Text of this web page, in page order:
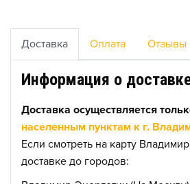
Доставка Оплата Отзывы
Информация о
Доставка осуществляется
населенным пунктам к г.
Если смотреть на карту
доставке до городов: